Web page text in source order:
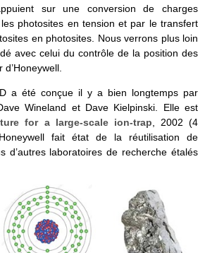
sur une conversion de charges
photosites en tension et par le transfert
en photosites. Nous verrons plus loin
avec celui du contrôle de la position des
a été conçue il y a bien longtemps par
Wineland et Dave Kielpinski. Elle est
for a large-scale ion-trap , 2002 (4
fait état de la réutilisation de
d’autres laboratoires de recherche étalés